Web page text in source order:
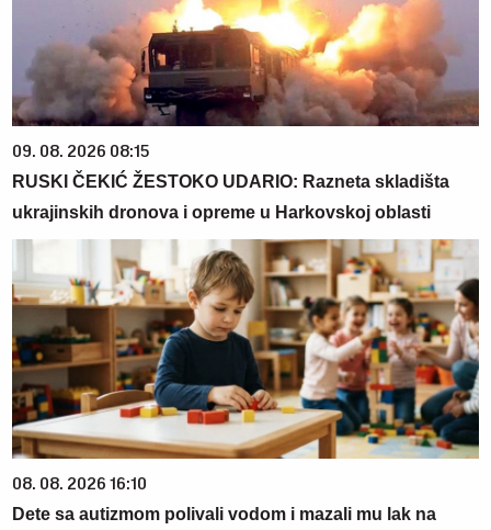
09. 08. 2026 08:15
RUSKI ČEKIĆ ŽESTOKO UDARIO: Razneta skladišta
ukrajinskih dronova i opreme u Harkovskoj oblasti
08. 08. 2026 16:10
Dete sa autizmom polivali vodom i mazali mu lak na